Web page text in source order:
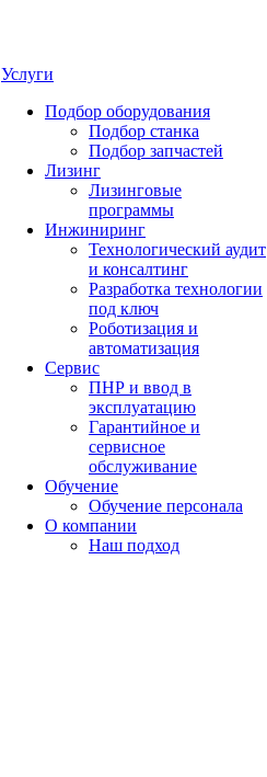
Услуги
Подбор оборудования
Подбор станка
Подбор запчастей
Лизинг
Лизинговые
программы
Инжиниринг
Технологический аудит
и консалтинг
Разработка технологии
под ключ
Роботизация и
автоматизация
Сервис
ПНР и ввод в
эксплуатацию
Гарантийное и
сервисное
обслуживание
Обучение
Обучение персонала
О компании
Наш подход